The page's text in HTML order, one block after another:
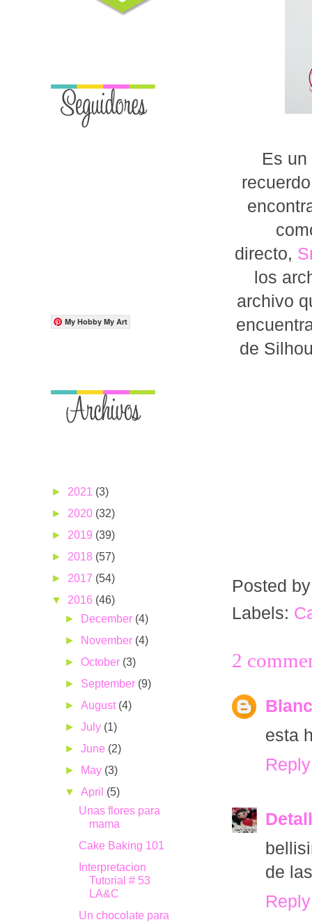
Es
directo,
los
archivo
de
Posted
Labels:
2
esta
Reply
de
Reply
My Hobby My Art
► 2021 (3)
► 2020 (32)
► 2019 (39)
► 2018 (57)
► 2017 (54)
▼ 2016 (46)
►
December (4)
►
November (4)
►October (3)
► September (9)
►August (4)
►July (1)
►June (2)
►
May (3)
▼April (5)
Unas flores para
mama
Cake Baking 101
Interpretacion
Tutorial # 53
LA&C
Un chocolate para